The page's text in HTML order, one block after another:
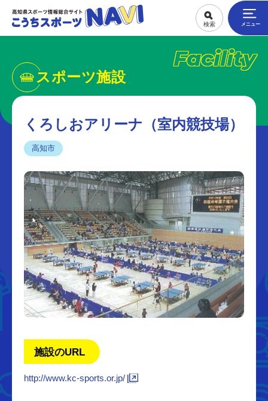
Facility
スポーツ施設
くろしおアリーナ（室内競技場）
高知市
施設のURL
http://www.kc-sports.or.jp/